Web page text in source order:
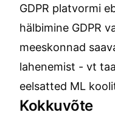
GDPR platvormi
hälbimine GDPR
meeskonnad
lahenemist - vt
eelsatted ML
Kokkuvõte